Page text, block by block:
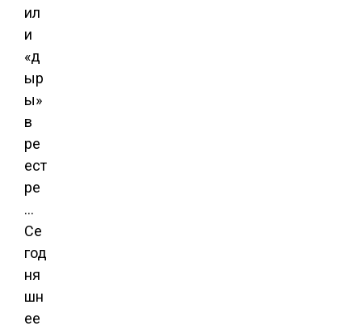
ил
и
«д
ыр
ы»
в
ре
ест
ре
…
Се
год
ня
шн
ее